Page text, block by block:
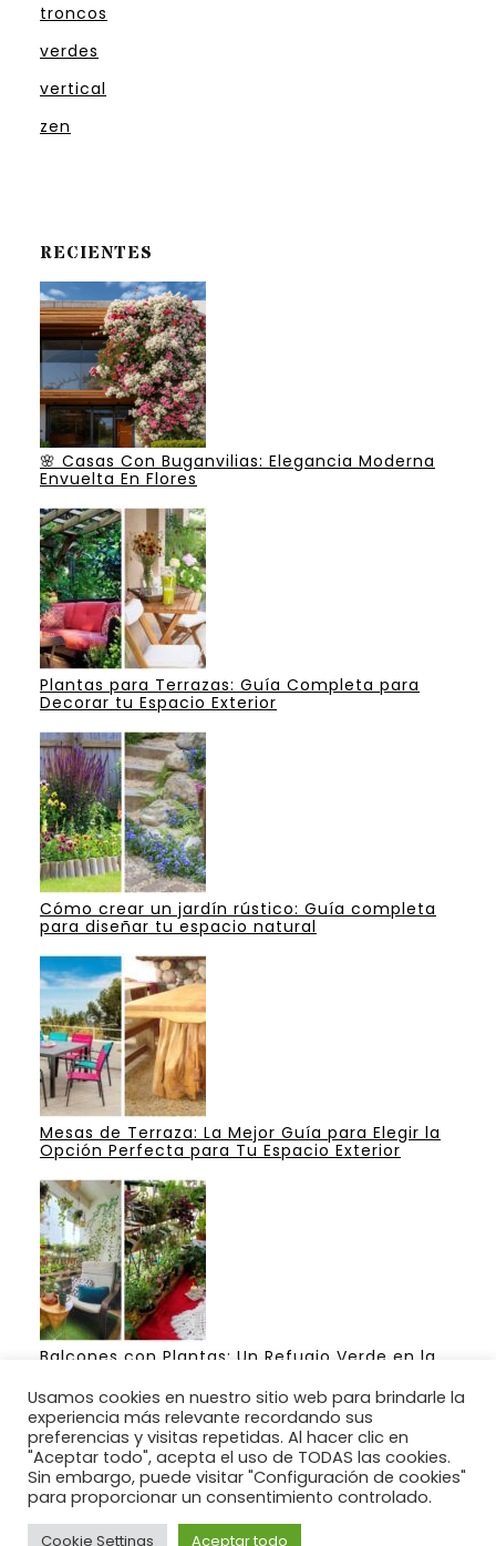
troncos
verdes
vertical
zen
RECIENTES
🌸 Casas Con Buganvilias: Elegancia Moderna
Envuelta En Flores
Plantas para Terrazas: Guía Completa para
Decorar tu Espacio Exterior
Cómo crear un jardín rústico: Guía completa
para diseñar tu espacio natural
Mesas de Terraza: La Mejor Guía para Elegir la
Opción Perfecta para Tu Espacio Exterior
Balcones con Plantas: Un Refugio Verde en la
Ideas para construir un jardín para su casa.
BUSCANOS : @jardines1000 EN FACEBOOK.
Usamos cookies en nuestro sitio web para brindarle la
experiencia más relevante recordando sus
preferencias y visitas repetidas. Al hacer clic en
"Aceptar todo", acepta el uso de TODAS las cookies.
Sin embargo, puede visitar "Configuración de cookies"
para proporcionar un consentimiento controlado.
Cookie Settings Aceptar todo